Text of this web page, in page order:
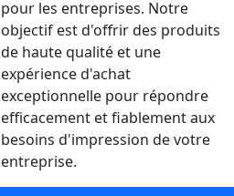
pour les entreprises. Notre
objectif est d'offrir des produits
de haute qualité et une
expérience d'achat
exceptionnelle pour répondre
efficacement et fiablement aux
besoins d'impression de votre
entreprise.